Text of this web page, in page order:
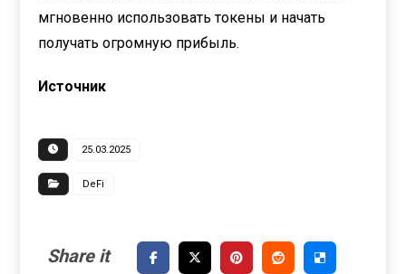
мгновенно использовать токены и начать
получать огромную прибыль.
Источник
25.03.2025
DeFi